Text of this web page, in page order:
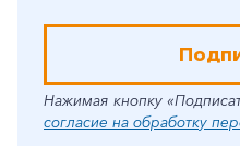
Нажимая кнопку
согласие на обработку